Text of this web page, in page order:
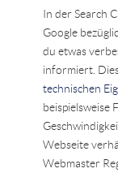
In der Search
Google
du etwas
informiert.
technischen
beispielsweise
Webseite
Webmaster